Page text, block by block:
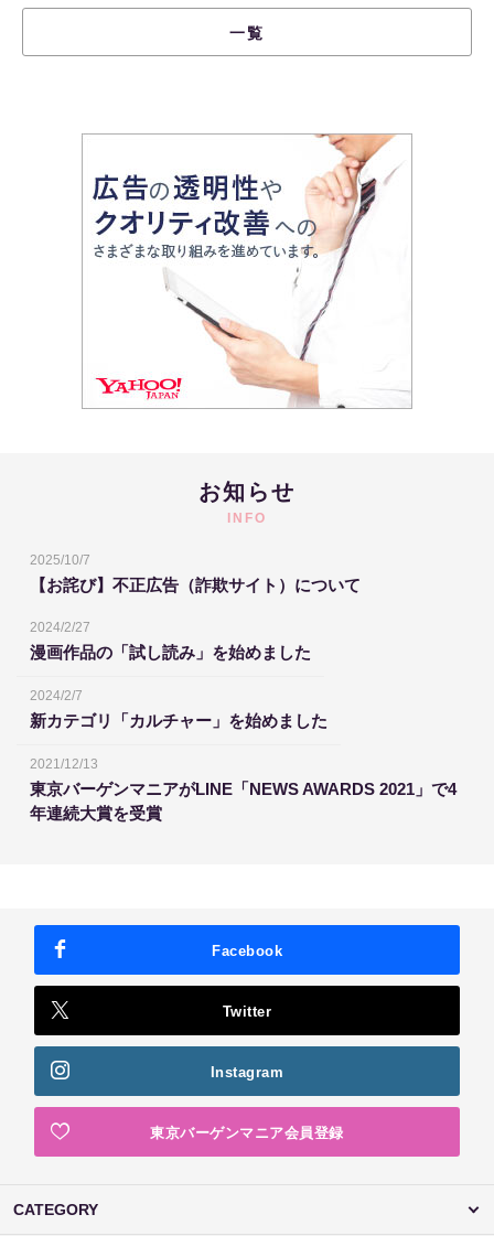
一覧
お知らせ
INFO
2025/10/7
【お詫び】不正広告（詐欺サイト）について
2024/2/27
漫画作品の「試し読み」を始めました
2024/2/7
新カテゴリ「カルチャー」を始めました
2021/12/13
東京バーゲンマニアがLINE「NEWS AWARDS 2021」で4
年連続大賞を受賞
Facebook
Twitter
Instagram
東京バーゲンマニア会員登録
CATEGORY